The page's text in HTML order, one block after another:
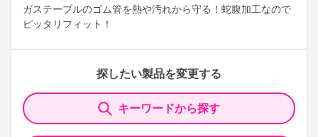
ガステーブルのゴム管を熱や汚れから守る！蛇腹加工なので
ピッタリフィット！
探したい製品を変更する
キーワードから探す